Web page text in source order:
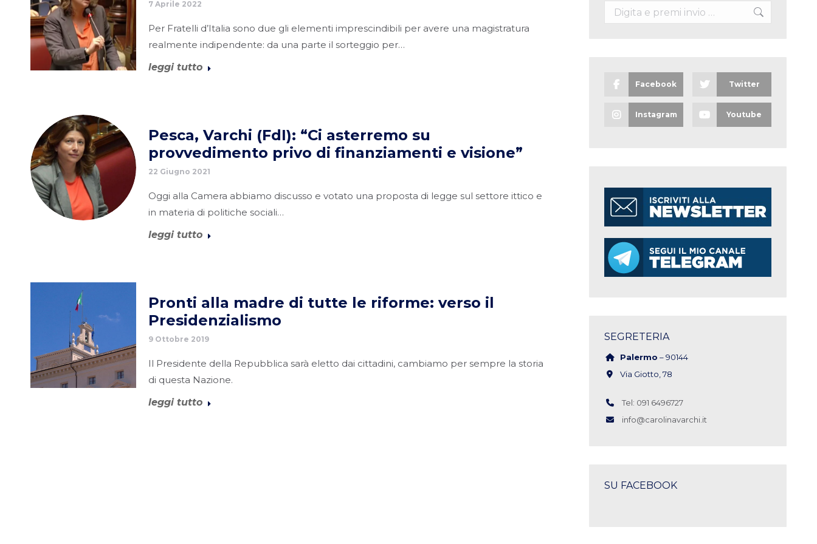
7 Aprile 2022
Per Fratelli d’Italia sono due gli elementi imprescindibili per avere una magistratura
realmente indipendente: da una parte il sorteggio per…
leggi tutto
Pesca, Varchi (FdI): “Ci asterremo su
provvedimento privo di finanziamenti e visione”
22 Giugno 2021
Oggi alla Camera abbiamo discusso e votato una proposta di legge sul settore ittico e
in materia di politiche sociali…
leggi tutto
Pronti alla madre di tutte le riforme: verso il
Presidenzialismo
9 Ottobre 2019
Il Presidente della Repubblica sarà eletto dai cittadini, cambiamo per sempre la storia
di questa Nazione.
leggi tutto
Search:
Facebook Twitter
Instagram Youtube
SEGRETERIA
Palermo – 90144
Via Giotto, 78
Tel: 091 6496727
info@carolinavarchi.it
SU FACEBOOK